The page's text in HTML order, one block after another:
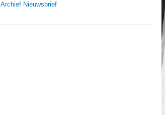
Archief Nieuwsbrief